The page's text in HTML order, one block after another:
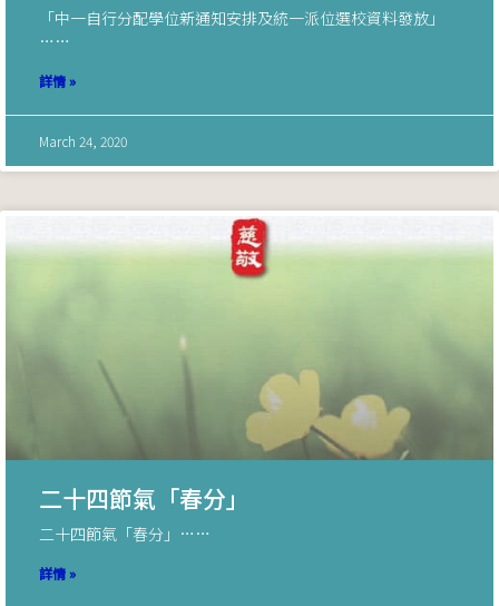
「中一自行分配學位新通知安排及統一派位選校資料發放」
……
詳情 »
March 24, 2020
二十四節氣「春分」
二十四節氣「春分」……
詳情 »